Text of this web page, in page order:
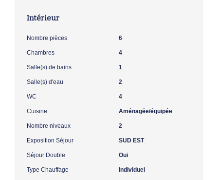
Intérieur
Nombre pièces 6
Chambres 4
Salle(s) de bains 1
Salle(s) d'eau 2
WC 4
Cuisine Aménagée/équipée
Nombre niveaux 2
Exposition Séjour SUD EST
Séjour Double Oui
Type Chauffage Individuel